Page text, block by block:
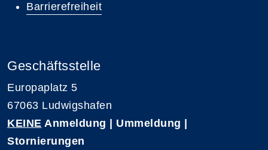
Barrierefreiheit
Geschäftsstelle
Europaplatz 5
67063 Ludwigshafen
KEINE Anmeldung | Ummeldung |
Stornierungen